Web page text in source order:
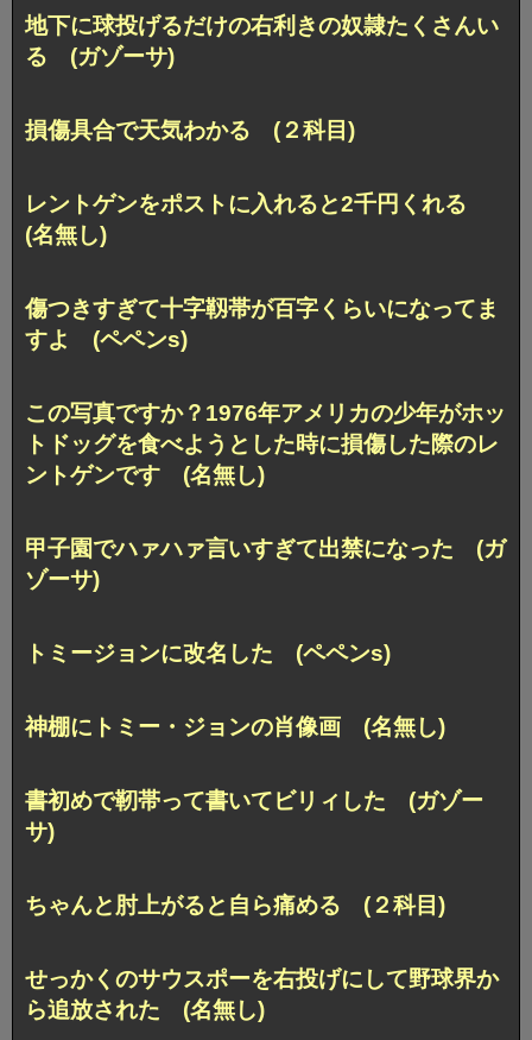
地下に球投げるだけの右利きの奴隷たくさんい
る (ガゾーサ)
損傷具合で天気わかる (２科目)
レントゲンをポストに入れると2千円くれる
(名無し)
傷つきすぎて十字靱帯が百字くらいになってま
すよ (ペペンs)
この写真ですか？1976年アメリカの少年がホッ
トドッグを食べようとした時に損傷した際のレ
ントゲンです (名無し)
甲子園でハァハァ言いすぎて出禁になった (ガ
ゾーサ)
トミージョンに改名した (ペペンs)
神棚にトミー・ジョンの肖像画 (名無し)
書初めで靭帯って書いてビリィした (ガゾー
サ)
ちゃんと肘上がると自ら痛める (２科目)
せっかくのサウスポーを右投げにして野球界か
ら追放された (名無し)